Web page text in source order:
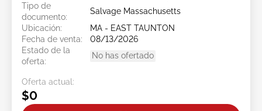
Tipo de
documento:
Salvage Massachusetts
Ubicación:
MA - EAST TAUNTON
Fecha de venta:
08/13/2026
Estado de la
oferta:
No has ofertado
Oferta actual:
$0